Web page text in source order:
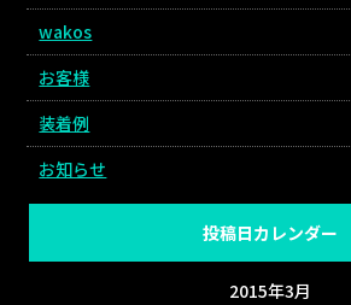
wakos
お客様
装着例
お知らせ
投稿日カレンダー
2015年3月